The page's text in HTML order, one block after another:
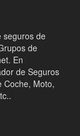
seguros de
de
En
de Seguros
Coche, Moto,